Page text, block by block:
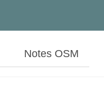
Notes OSM